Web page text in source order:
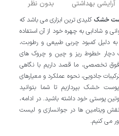
آرایشی بهداشتی بدون نظر
خشک کلیدی ترین ابزاری می باشد که
و شادابی به چهره خود از آن استفاده
دلیل کمبود چربی طبیعی و رطوبت،
دچار خطوط ریز و چین و چروک های
تخصصی، ما قصد داریم با نگاهی
جادویی، نحوه عملکرد و معیارهای
خشک بپردازیم تا شما بتوانید
پوستی خود داشته باشید. در ادامه،
ویتامین ها در جوانسازی و لیست
می کنیم.